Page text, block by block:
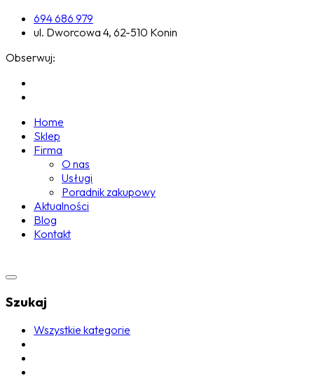
694 686 979
ul. Dworcowa 4, 62-510 Konin
Obserwuj:
Home
Sklep
Firma
O nas
Usługi
Poradnik zakupowy
Aktualności
Blog
Kontakt
Szukaj
Wszystkie kategorie